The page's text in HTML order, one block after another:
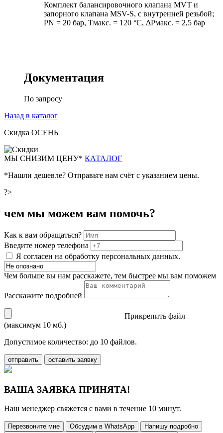
Комплект балансировочного клапана MVT и
запорного клапана MSV-S, с внутренней резьбой;
PN = 20 бар, Тмакс. = 120 °С, ΔРмакс. = 2,5 бар
Документация
По запросу
Назад в каталог
Скидка ОСЕНЬ
МЫ СНИЗИМ ЦЕНУ* КАТАЛОГ
*Нашли дешевле? Отправьте нам счёт с указанием цены.
?>
чем мы можем вам помочь?
Как к вам обращаться?
Введите номер телефона
Я согласен на обработку персональных данных.
Чем больше вы нам расскажете, тем быстрее мы вам поможем
Расскажите подробней
Прикрепить файл
(максимум 10 мб.)
Допустимое количество: до 10 файлов.
отправить оставить заявку
ВАША ЗАЯВКА ПРИНЯТА!
Наш менеджер свяжется с вами в течение 10 минут.
Перезвоните мне Обсудим в WhatsApp Напишу подробно